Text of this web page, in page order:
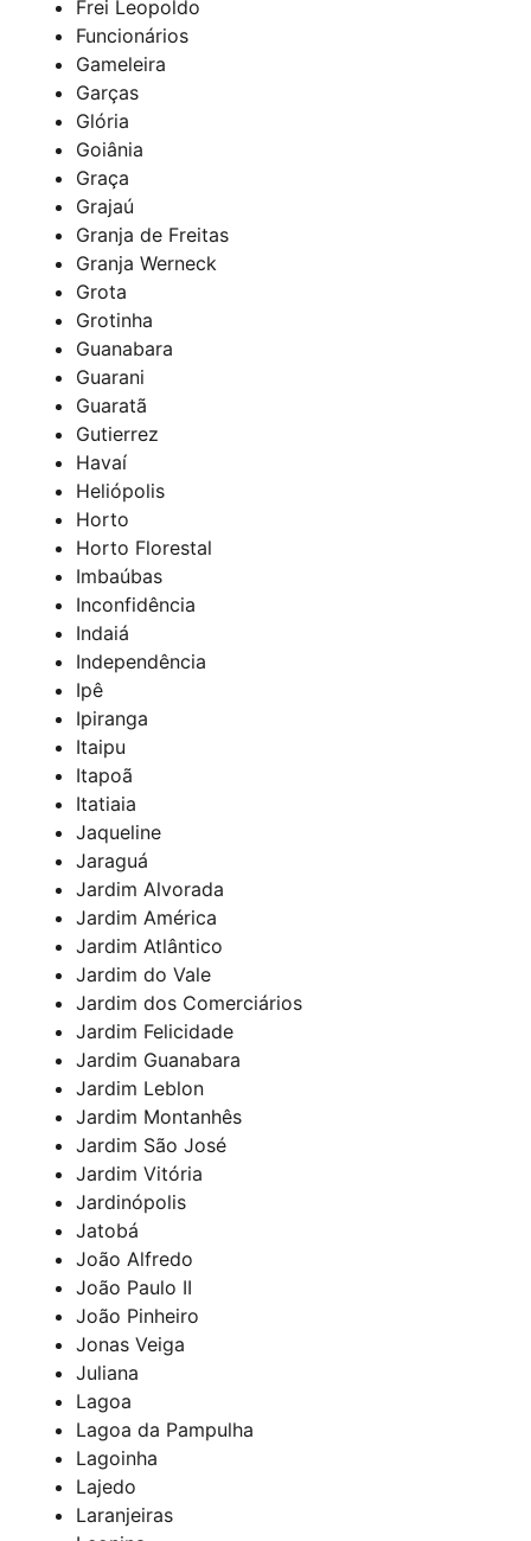
Frei Leopoldo
Funcionários
Gameleira
Garças
Glória
Goiânia
Graça
Grajaú
Granja de Freitas
Granja Werneck
Grota
Grotinha
Guanabara
Guarani
Guaratã
Gutierrez
Havaí
Heliópolis
Horto
Horto Florestal
Imbaúbas
Inconfidência
Indaiá
Independência
Ipê
Ipiranga
Itaipu
Itapoã
Itatiaia
Jaqueline
Jaraguá
Jardim Alvorada
Jardim América
Jardim Atlântico
Jardim do Vale
Jardim dos Comerciários
Jardim Felicidade
Jardim Guanabara
Jardim Leblon
Jardim Montanhês
Jardim São José
Jardim Vitória
Jardinópolis
Jatobá
João Alfredo
João Paulo II
João Pinheiro
Jonas Veiga
Juliana
Lagoa
Lagoa da Pampulha
Lagoinha
Lajedo
Laranjeiras